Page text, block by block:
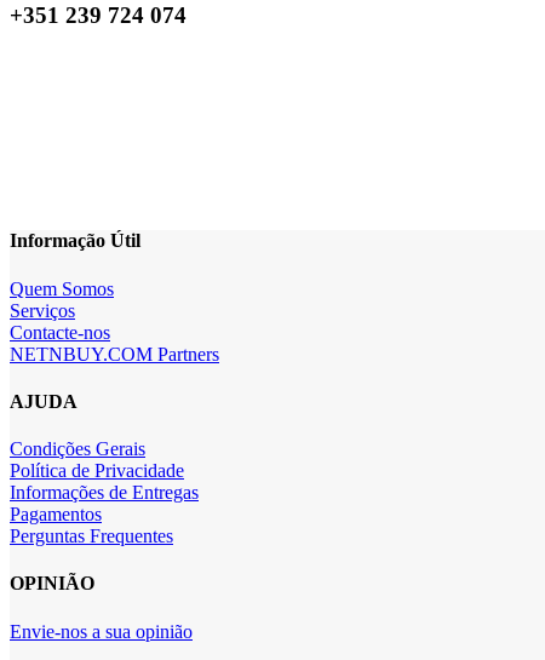
+351 239 724 074
Informação Útil
Quem Somos
Serviços
Contacte-nos
NETNBUY.COM Partners
AJUDA
Condições Gerais
Política de Privacidade
Informações de Entregas
Pagamentos
Perguntas Frequentes
OPINIÃO
Envie-nos a sua opinião